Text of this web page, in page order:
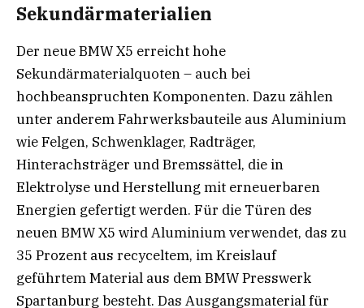
Sekundärmaterialien
Der neue BMW X5 erreicht hohe
Sekundärmaterialquoten – auch bei
hochbeanspruchten Komponenten. Dazu zählen
unter anderem Fahrwerksbauteile aus Aluminium
wie Felgen, Schwenklager, Radträger,
Hinterachsträger und Bremssättel, die in
Elektrolyse und Herstellung mit erneuerbaren
Energien gefertigt werden. Für die Türen des
neuen BMW X5 wird Aluminium verwendet, das zu
35 Prozent aus recyceltem, im Kreislauf
geführtem Material aus dem BMW Presswerk
Spartanburg besteht. Das Ausgangsmaterial für